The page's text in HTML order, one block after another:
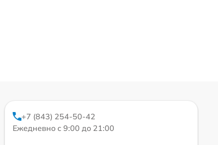
+7 (843) 254-50-42
Ежедневно с 9:00 до 21:00